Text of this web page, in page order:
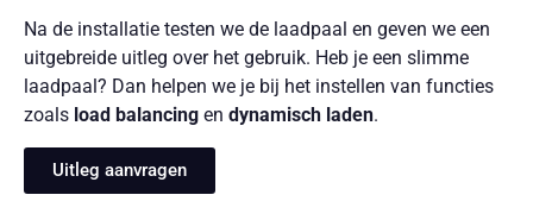
Na de installatie testen we de laadpaal en geven we een
uitgebreide uitleg over het gebruik. Heb je een slimme
laadpaal? Dan helpen we je bij het instellen van functies
zoals load balancing en dynamisch laden.
Uitleg aanvragen